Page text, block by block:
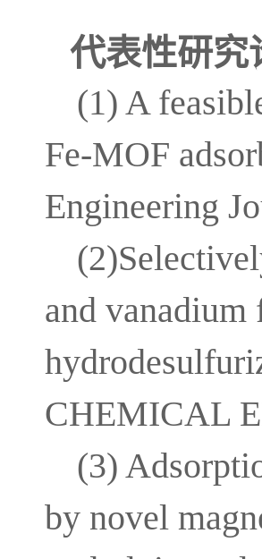
代表性研究
(1) A
Fe-MOF
Engineering
and
CHEMICAL
(3)
by novel